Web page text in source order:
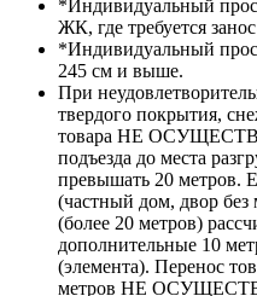
*Индивидуальный
ЖК, где требуется
*Индивидуальный
245 см и выше.
При
твердого покрытия,
товара НЕ
подъезда до места
превышать 20 метров.
(частный дом, двор
(более 20 метров)
дополнительные 10
(элемента). Перенос
метров НЕ